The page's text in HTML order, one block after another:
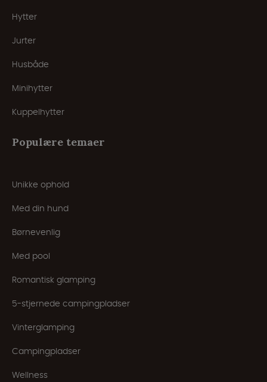
Hytter
Jurter
Husbåde
Minihytter
Kuppelhytter
Populære temaer
Unikke ophold
Med din hund
Børnevenlig
Med pool
Romantisk glamping
5-stjernede campingpladser
Vinterglamping
Campingpladser
Wellness